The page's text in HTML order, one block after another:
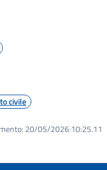
civile
20/05/2026 10:25.11